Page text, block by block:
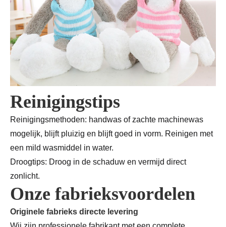
Reinigingstips
Reinigingsmethoden: handwas of zachte machinewas
mogelijk, blijft pluizig en blijft goed in vorm. Reinigen met
een mild wasmiddel in water.
Droogtips: Droog in de schaduw en vermijd direct
zonlicht.
Onze fabrieksvoordelen
Originele fabrieks directe levering